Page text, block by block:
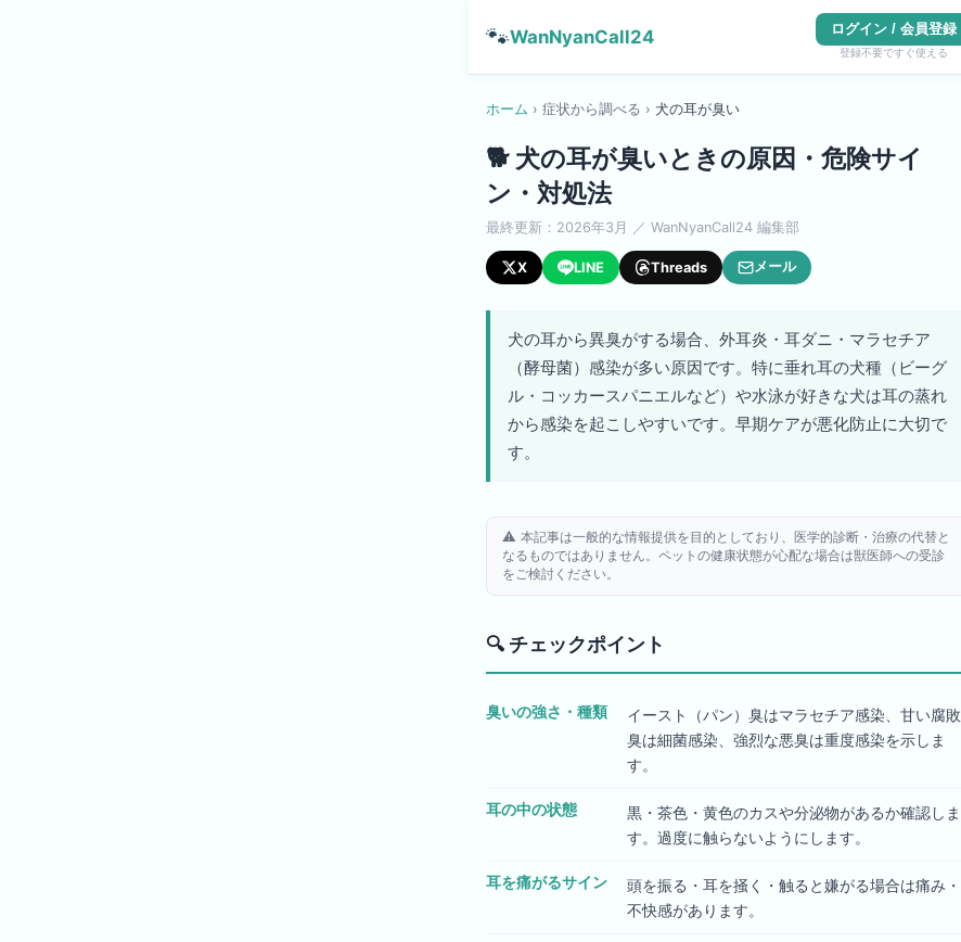
🐾WanNyanCall24 ログイン / 会員登録
登録不要ですぐ使える
ホーム › 症状から調べる › 犬の耳が臭い
🐕 犬の耳が臭いときの原因・危険サイ
ン・対処法
最終更新： 2026年3月 ／ WanNyanCall24 編集部
X LINE Threads メール
犬の耳から異臭がする場合、外耳炎・耳ダニ・マラセチア
（酵母菌）感染が多い原因です。特に垂れ耳の犬種（ビーグ
ル・コッカースパニエルなど）や水泳が好きな犬は耳の蒸れ
から感染を起こしやすいです。早期ケアが悪化防止に大切で
す。
⚠️ 本記事は一般的な情報提供を目的としており、医学的診断・治療の代替と
なるものではありません。ペットの健康状態が心配な場合は獣医師への受診
をご検討ください。
🔍 チェックポイント
臭いの強さ・種類
イースト（パン）臭はマラセチア感染、甘い腐敗
臭は細菌感染、強烈な悪臭は重度感染を示しま
す。
耳の中の状態
黒・茶色・黄色のカスや分泌物があるか確認しま
す。過度に触らないようにします。
耳を痛がるサイン
頭を振る・耳を掻く・触ると嫌がる場合は痛み・
不快感があります。